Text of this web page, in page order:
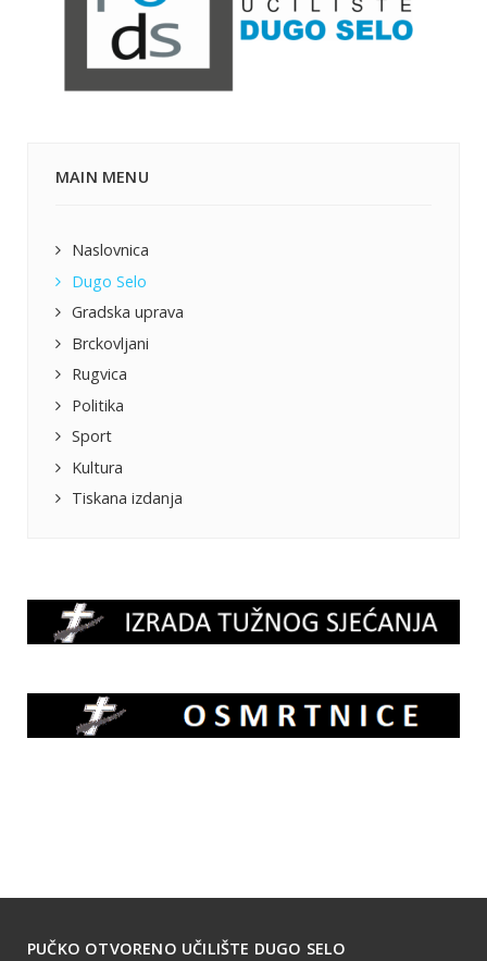
MAIN MENU
Naslovnica
Dugo Selo
Gradska uprava
Brckovljani
Rugvica
Politika
Sport
Kultura
Tiskana izdanja
PUČKO OTVORENO UČILIŠTE DUGO SELO